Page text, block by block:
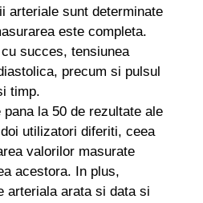
arteriale sunt determinate
este completa.
succes, tensiunea
precum si pulsul
timp.
la 50 de rezultate ale
utilizatori diferiti, ceea
valorilor masurate
acestora. In plus,
arteriala arata si data si